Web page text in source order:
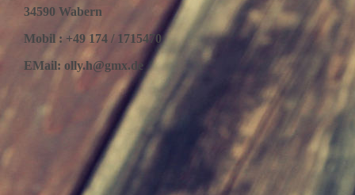
34590 Wabern
Mobil : +49 174 / 1715470
EMail: olly.h@gmx.de